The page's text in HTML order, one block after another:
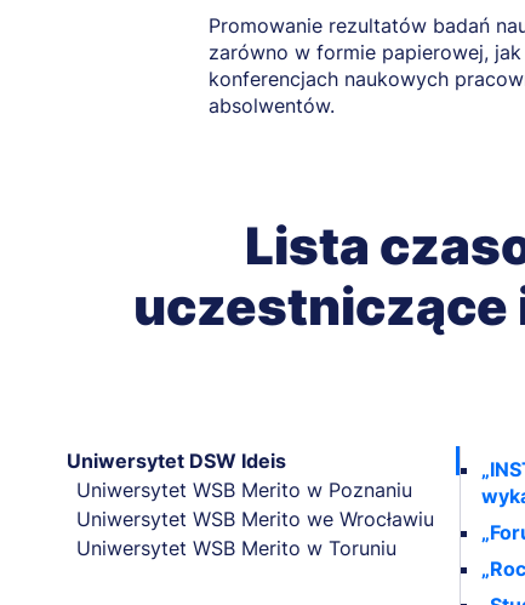
Promowanie rezultatów badań
zarówno w formie papierowej,
konferencjach naukowych
absolwentów.
Lista
uczestniczące
Uniwersytet DSW Ideis
Uniwersytet WSB Merito w Poznaniu
Uniwersytet WSB Merito we Wrocławiu
Uniwersytet WSB Merito w Toruniu